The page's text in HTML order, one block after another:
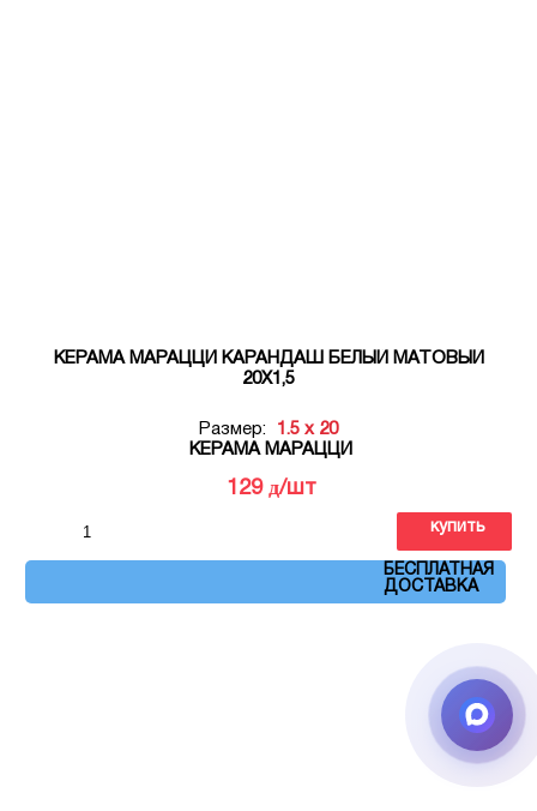
КЕРАМА МАРАЦЦИ КАРАНДАШ БЕЛЫЙ МАТОВЫЙ
20Х1,5
Размер:
1.5 x 20
КЕРАМА МАРАЦЦИ
129 д/шт
БЕСПЛАТНАЯ
ДОСТАВКА
купить